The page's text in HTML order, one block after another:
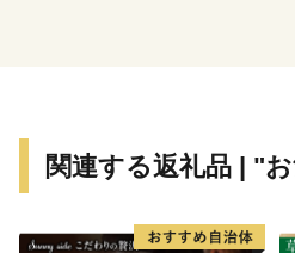
ざまな分野に活用させていた
関連する返礼品 | "